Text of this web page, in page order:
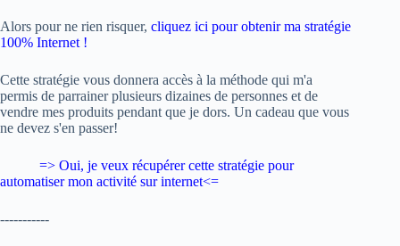
Alors pour ne rien risquer, cliquez ici pour obtenir ma stratégie
100% Internet !
Cette stratégie vous donnera accès à la méthode qui m'a
permis de parrainer plusieurs dizaines de personnes et de
vendre mes produits pendant que je dors. Un cadeau que vous
ne devez s'en passer!
=> Oui, je veux récupérer cette stratégie pour
automatiser mon activité sur internet<=
-----------